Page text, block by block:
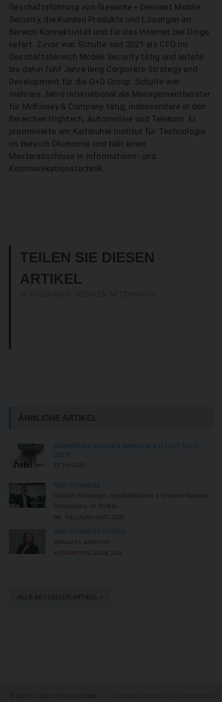
Geschäftsführung von Giesecke + Devrient Mobile
Security, die Kunden Produkte und Lösungen im
Bereich Konnektivität und für das Internet der Dinge
liefert. Zuvor war Schulte seit 2021 als CFO im
Geschäftsbereich Mobile Security tätig und leitete
bis dahin fünf Jahre lang Corporate ­Strategy and
Development für die G+D Group. Schulte war
mehrere Jahre international als Managementberater
für McKinsey & Company tätig, insbesondere in den
Bereichen Hightech, Automotive und Telekom. Er
promovierte am Karlsruher Institut für Technologie
im Bereich Ökonomie und hält einen
Masterabschluss in Informations- und
Kommunikationstechnik.
TEILEN SIE DIESEN
ARTIKEL
ÄHNLICHE ARTIKEL
SOMMERBUCHUNGEN HABEN NOCH LUFT NACH
OBEN
27. Juli 2026
NEW BUSINESS
Günther Schwaiger, Geschäftsführer & Gründer Network
Dimensions, im Porträt.
NR. 7/8, JULI/AUGUST 2026
NEW BUSINESS GUIDES
Worauf es ankommt
AUTOMATION GUIDE 2026
ALLE AKTUELLEN ARTIKEL »